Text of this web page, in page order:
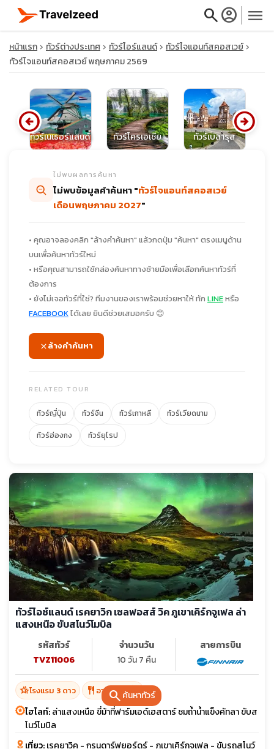
searchaccount_circle menu
close
travel_explore
search
หน้าแรก ทัวร์ต่างประเทศ ทัวร์ไอร์แลนด์
ทัวร์ไจแอนท์สคอสเวย์
ทัวร์ไจแอนท์สคอสเวย์ พฤษภาคม 2569
ทัวร์เนเธอร์แลนด์
ทัวร์โครเอเชีย ทัวร์เบลารุส
arrow_circle_left arrow_circle_right
searchค้นหาทัวร์
ไม่พบผลการค้นหา
ไม่พบข้อมูลคำค้นหา "ทัวร์ไจแอนท์สคอสเวย์
เดือนพฤษภาคม 2027"
• คุณอาจลองคลิก "ล้างคำค้นหา" แล้วกดปุ่ม "ค้นหา" ตรงเมนูด้าน
บนเพื่อค้นหาทัวร์ใหม่
• หรือคุณสามารถใช้กล่องค้นหาทางซ้ายมือเพื่อเลือกค้นหาทัวร์ที่
ต้องการ
• ยังไม่เจอทัวร์ที่ใช่? ทีมงานของเราพร้อมช่วยหาให้ ทัก LINEหรือ
FACEBOOKได้เลย ยินดีช่วยเสมอครับ 😊
ล้างคำค้นหา
RELATED TOUR
ทัวร์ญี่ปุ่น ทัวร์จีน ทัวร์เกาหลี
ทัวร์เวียดนาม
ทัวร์ฮ่องกง
ทัวร์ยุโรป
ทัวร์ไอซ์แลนด์ เรคยาวิก เซลฟอสส์ วิค ภูเขาเคิร์กจูเฟล ล่า
แสงเหนือ ขับสโนว์โมบิล
รหัสทัวร์
TVZ11006
จำนวนวัน
10 วัน 7 คืน
สายการบิน
hotel_classโรงแรม 3 ดาว restaurant อาหาร 21 มื้อ
ไฮไลท์:ล่าแสงเหนือ ขี่ม้าที่ฟาร์มเอด์เฮสตาร์ ชมถ้ำน้ำแข็งคัทลา ขับส
โนว์โมบิล
เที่ยว:เรคยาวิค - กรุนดาร์ฟยอร์ดูร์ - ภูเขาเคิร์กจูเฟล - ขับรถสโนว์